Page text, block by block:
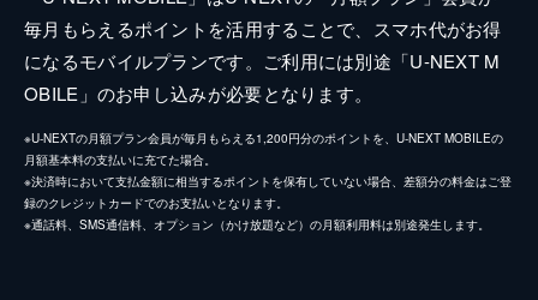
毎月もらえるポイントを活用することで、スマホ代がお得
になるモバイルプランです。ご利用には別途「U-NEXT M
OBILE」のお申し込みが必要となります。
※U-NEXTの月額プラン会員が毎月もらえる1,200円分のポイントを、U-NEXT MOBILEの
月額基本料の支払いに充てた場合。
※決済時において支払金額に相当するポイントを保有していない場合、差額分の料金はご登
録のクレジットカードでのお支払いとなります。
※通話料、SMS通信料、オプション（かけ放題など）の月額利用料は別途発生します。